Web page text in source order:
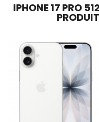
IPHONE 17 PRO